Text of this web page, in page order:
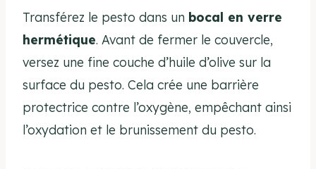
Transférez le pesto dans un bocal en verre
hermétique. Avant de fermer le couvercle,
versez une fine couche d’huile d’olive sur la
surface du pesto. Cela crée une barrière
protectrice contre l’oxygène, empêchant ainsi
l’oxydation et le brunissement du pesto.